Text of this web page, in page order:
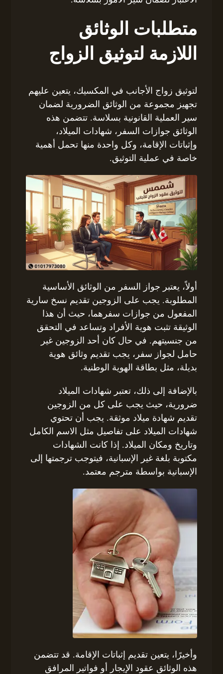
متطلبات الوثائق
اللازمة لتوثيق الزواج
لتوثيق زواج الأجانب في المكسيك، يتعين عليهم
تجهيز مجموعة من الوثائق الضرورية لضمان
سير العملية القانونية بسلاسة. تتضمن هذه
الوثائق جوازات السفر، شهادات الميلاد،
وإثباتات الإقامة، وكل واحدة منها تحمل أهمية
خاصة في عملية التوثيق.
أولاً، يعتبر جواز السفر من الوثائق الأساسية
المطلوبة. يجب على الزوجين تقديم نسخ سارية
المفعول من جوازات سفرهما، حيث أن هذا
الوثيقة تثبت هوية الأفراد وتساعد في التحقق
من جنسيتهم. في حال كان أحد الزوجين غير
حامل لجواز سفر، يجب تقديم وثائق هوية
بديلة، مثل بطاقة الهوية الوطنية.
بالإضافة إلى ذلك، تعتبر شهادات الميلاد
ضرورية، حيث يجب على كل من الزوجين
تقديم شهادة ميلاد موثقة. يجب أن تحتوي
شهادات الميلاد على تفاصيل مثل الاسم الكامل
وتاريخ ومكان الميلاد. إذا كانت الشهادات
مكتوبة بلغة غير الإسبانية، فيتوجب ترجمتها إلى
الإسبانية بواسطة مترجم معتمد.
وأخيرًا، يتعين تقديم إثباتات الإقامة. قد تتضمن
هذه الوثائق عقود الإيجار أو فواتير المرافق